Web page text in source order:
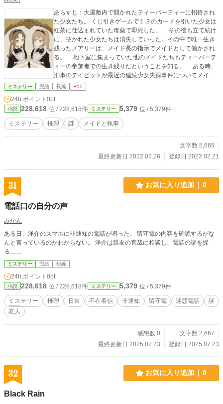
あらすじ：大屋敷内で開かれたティーパーティーに招待され
た少女たち。 くじ引きゲームで１３のカードを引いた少女は
紅茶に仕込まれていた毒薬で即死した。 その後も立て続け
に、招かれた少女たちは消失していった。その中で唯一生き
残ったメアリーは、メイド長の指示でメイドとして働かされ
る。 地下室に集まっていた他のメイドたちもティーパーテ
ィーの参加者での生き残りだということを知る。 ある時、
刑事のデイビットが最近の連続少女失踪事件についてメイド
長に聞き込み調査をしてきたが、すぐに帰って行った。 そ
の翌日、メイド長は探偵とも話をするが、何かを隠し守って
いるようにメアリーとマーガレットには見えた。 果たしてテ
ィーパーティーで消えた少女たちはどこへ行ってしまったの
か。 メイドたちの推理合戦が始まる。 ※表紙画像はピクル
ーのsaf.Orionさん・作です。 ※フーダニットよりホワイダニ
ミステリー 完結 長編 R15
24h.ポイント 0pt
小説 228,618 位 / 228,618件 ミステリー 5,379 位 / 5,379件
ミステリー 推理 謎 メイドと執事
文字数 5,665
最終更新日 2022.02.26
登録日 2022.02.21
31 お気に入り追加 0
電話口の自分の声
みかん
ある日、洋介のスマホに非通知の電話が鳴った。 留守電の内容を確認するがな
んと言っているのかわからない。 洋介は親友の直哉に相談し、電話の謎を探
る……
ミステリー 完結 短編
24h.ポイント 0pt
小説 228,618 位 / 228,618件 ミステリー 5,379 位 / 5,379件
ミステリー 推理 日常 不在着信 非通知 留守電 迷惑電話
謎
友人
感想数 0
文字数 2,667
最終更新日 2025.07.23
登録日 2025.07.23
32 お気に入り追加 0
Black Rain